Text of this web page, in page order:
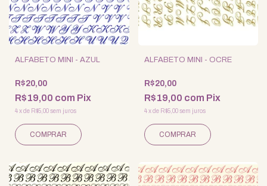
ALFABETO MINI - AZUL
R$20,00
R$19,00 com Pix
4xde R$5,00sem juros
ALFABETO MINI - OCRE
R$20,00
R$19,00 com Pix
4 xde R$5,00 sem juros